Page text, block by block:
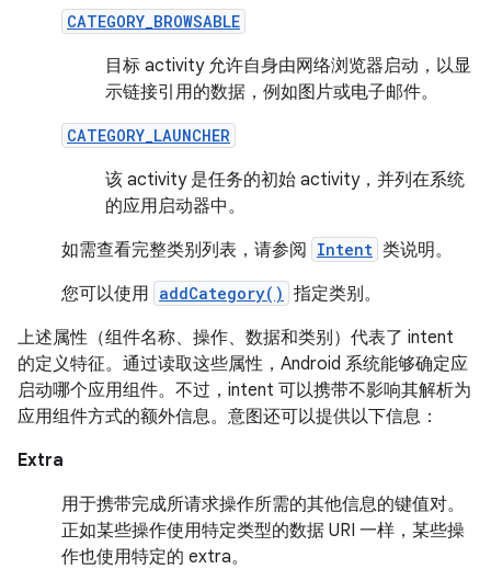
CATEGORY_BROWSABLE
目标 activity 允许自身由网络浏览器启动，以显
示链接引用的数据，例如图片或电子邮件。
CATEGORY_LAUNCHER
该 activity 是任务的初始 activity，并列在系统
的应用启动器中。
如需查看完整类别列表，请参阅
Intent 类说明。
您可以使用 addCategory() 指定类别。
上述属性（组件名称、操作、数据和类别）代表了 intent
的定义特征。通过读取这些属性，Android 系统能够确定应
启动哪个应用组件。不过，intent 可以携带不影响其解析为
应用组件方式的额外信息。意图还可以提供以下信息：
Extra
用于携带完成所请求操作所需的其他信息的键值对。
正如某些操作使用特定类型的数据 URI 一样，某些操
作也使用特定的 extra。